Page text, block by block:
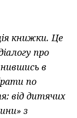
книжки. Це
про
в
по
від дитячих
з